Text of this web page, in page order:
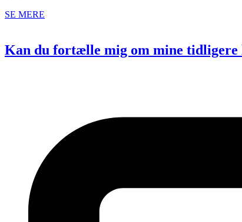
SE MERE
Kan du fortælle mig om mine tidligere